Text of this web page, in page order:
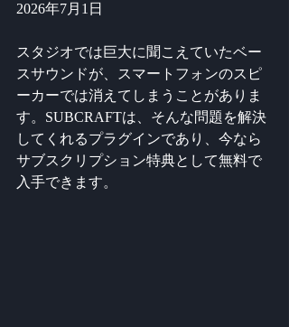
2026年7月1日
スタジオでは巨大に聞こえていたベー
スサウンドが、スマートフォンのスピ
ーカーでは消えてしまうことがありま
す。SUBCRAFTは、そんな問題を解決
してくれるプラグインであり、今なら
サブスクリプション特典として無料で
入手できます。